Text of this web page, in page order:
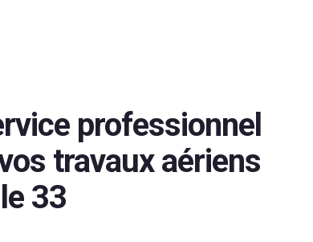
professionnel
travaux aériens
33